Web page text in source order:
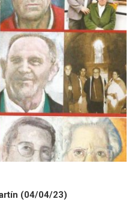
(04/04/23)